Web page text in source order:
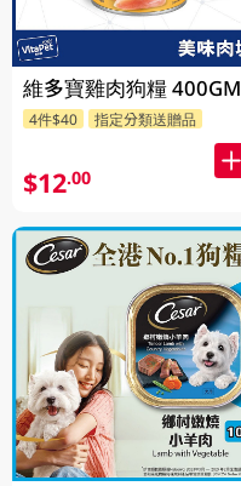
維多寶雞肉狗糧 400GM
4件$40 指定分類送贈品
$12.00